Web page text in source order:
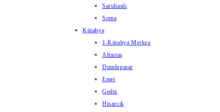
Saruhanlı
Soma
Kütahya
1-Kütahya Merkez
Altıntaş
Dumlupınar
Emet
Gediz
Hisarcık